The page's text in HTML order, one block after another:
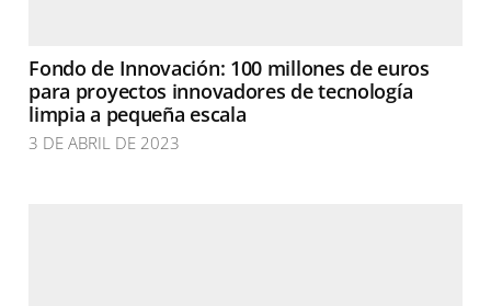
Fondo de Innovación: 100 millones de euros
para proyectos innovadores de tecnología
limpia a pequeña escala
3 DE ABRIL DE 2023